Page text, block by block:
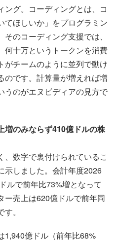
ング。コーディングとは、コ
てほしいか」をプログラミン
のコーディング支援では、
何十万というトークンを消費
がチームのように並列で動け
のです。計算量が増えれば増
うのがエヌビディアの見方で
増のみならず410億ドルの株
、数字で裏付けられているこ
示しました。会計年度2026
ルで前年比73%増となって
ー売上は620億ドルで前年同
。
1,940億ドル（前年比68%